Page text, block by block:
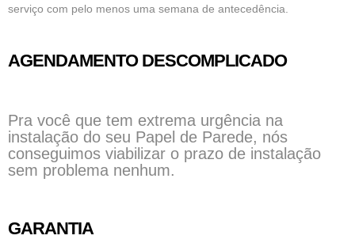
serviço com pelo menos uma semana de antecedência.
AGENDAMENTO DESCOMPLICADO
Pra você que tem extrema urgência na
instalação do seu Papel de Parede, nós
conseguimos viabilizar o prazo de instalação
sem problema nenhum.
GARANTIA